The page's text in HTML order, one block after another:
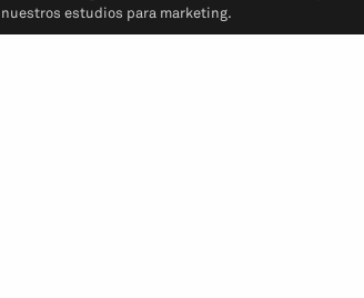
estudios para marketing.